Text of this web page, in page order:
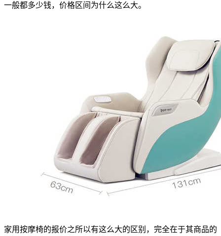
一般都多少钱，价格区间为什么这么大。
家用按摩椅的报价之所以有这么大的区别，完全在于其商品的